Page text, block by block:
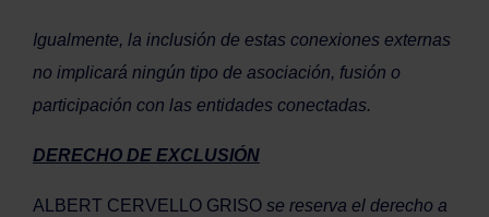
Igualmente, la inclusión de estas conexiones externas
no implicará ningún tipo de asociación, fusión o
participación con las entidades conectadas.
DERECHO DE EXCLUSIÓN
ALBERT CERVELLO GRISO se reserva el derecho a